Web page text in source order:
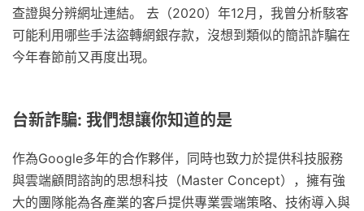
查證與分辨網址連結。 去（2020）年12月，我曾分析駭客
可能利用哪些手法盜轉網銀存款，沒想到類似的簡訊詐騙在
今年春節前又再度出現。
台新詐騙: 我們想讓你知道的是
作為Google多年的合作夥伴，同時也致力於提供科技服務
與雲端顧問諮詢的思想科技（Master Concept），擁有強
大的團隊能為各產業的客戶提供專業雲端策略、技術導入與